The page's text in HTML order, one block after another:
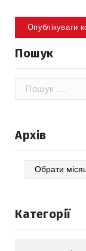
Пошук
Пошук:
Архів
Архів
Категорії